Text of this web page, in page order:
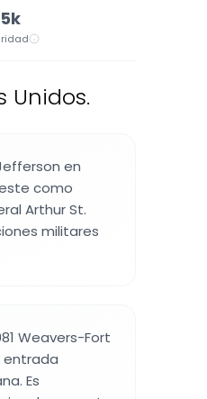
Unidos.
en
como
Arthur St.
militares
Weavers-Fort
entrada
Es